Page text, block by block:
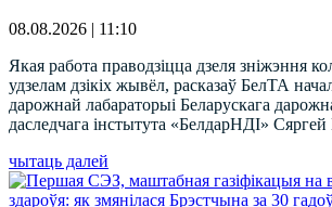
08.08.2026 | 11:10
Якая работа праводзіцца дзеля зніжэння
удзелам дзікіх жывёл, расказаў БелТА
дарожнай лабараторыі Беларускага
даследчага інстытута «БелдарНДІ» Сяргей
чытаць далей